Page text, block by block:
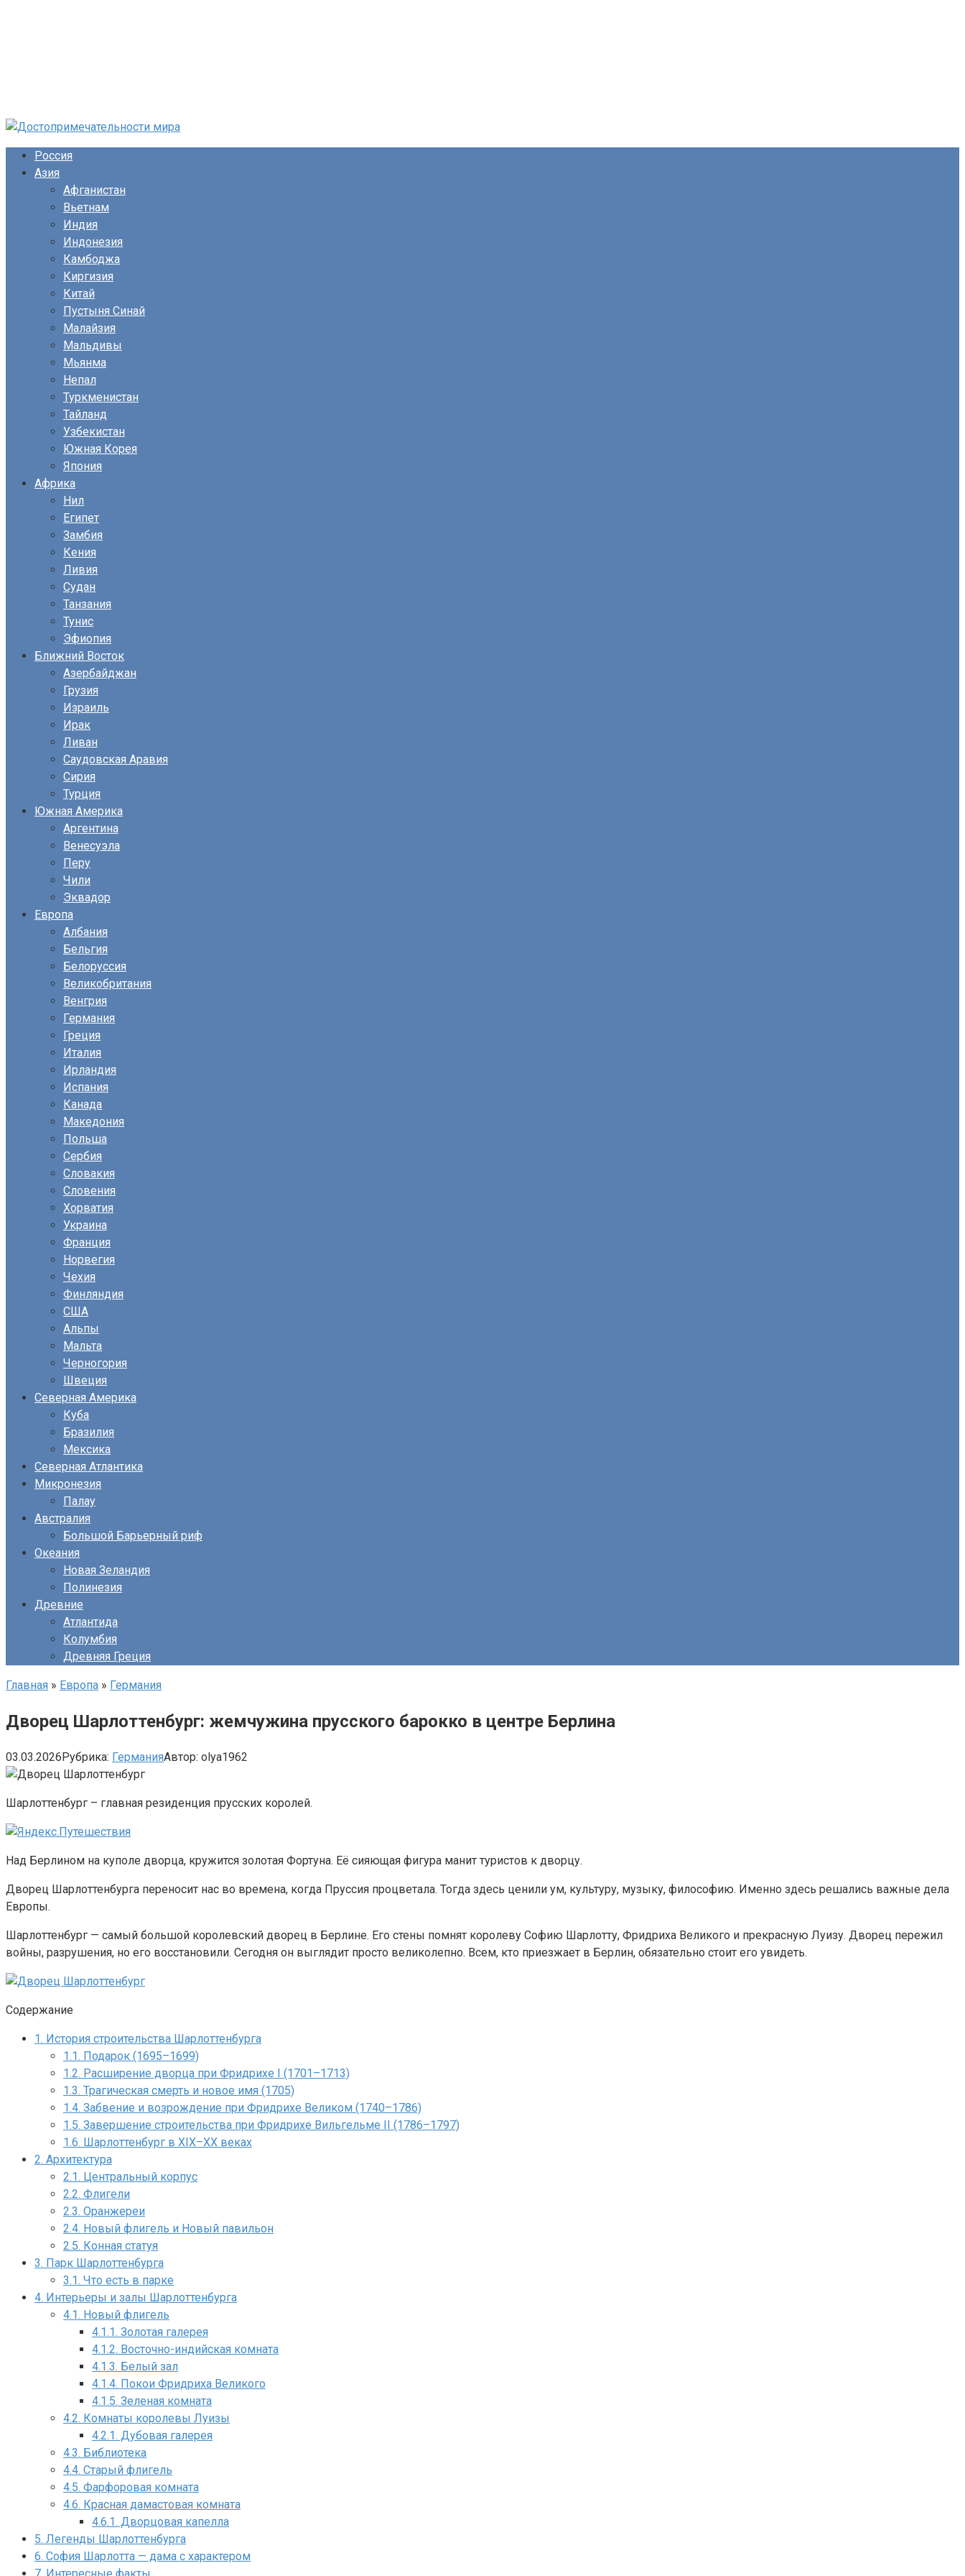
Перейти
контентуРоссия
Азия
Афганистан
Вьетнам
Индия
Индонезия
Камбоджа
Киргизия
Китай
Пустыня Синай
Малайзия
Мальдивы
Мьянма
Непал
Туркменистан
Тайланд
Узбекистан
Южная Корея
Япония
Африка
Нил
Египет
Замбия
Кения
Ливия
Судан
Танзания
Тунис
Эфиопия
Ближний Восток
Азербайджан
Грузия
Израиль
Ирак
Ливан
Саудовская Аравия
Сирия
Турция
Южная Америка
Аргентина
Венесуэла
Перу
Чили
Эквадор
Европа
Албания
Бельгия
Белоруссия
Великобритания
Венгрия
Германия
Греция
Италия
Ирландия
Испания
Канада
Македония
Польша
Сербия
Словакия
Словения
Хорватия
Украина
Франция
Норвегия
Чехия
Финляндия
США
Альпы
Мальта
Черногория
Швеция
Северная Америка
Куба
Бразилия
Мексика
Северная Атлантика
Микронезия
Палау
Австралия
Большой Барьерный риф
Океания
Новая Зеландия
Полинезия
Древние
Атлантида
Колумбия
Древняя Греция
Главная » Европа » Германия
Дворец Шарлоттенбург: жемчужина прусского барокко в центре Берлина
03.03.2026Рубрика: ГерманияАвтор: olya1962
Шарлоттенбург – главная резиденция прусских королей.
Над Берлином на куполе дворца, кружится золотая Фортуна. Её сияющая фигура манит туристов к дворцу.
Дворец Шарлоттенбурга переносит нас во времена, когда Пруссия процветала. Тогда здесь ценили ум, культуру, музыку, философию. Именно здесь решались важные дела
Европы.
Шарлоттенбург — самый большой королевский дворец в Берлине. Его стены помнят королеву Софию Шарлотту, Фридриха Великого и прекрасную Луизу. Дворец пережил
войны, разрушения, но его восстановили. Сегодня он выглядит просто великолепно. Всем, кто приезжает в Берлин, обязательно стоит его увидеть.
Содержание
1. История строительства Шарлоттенбурга
1.1. Подарок (1695–1699)
1.2. Расширение дворца при Фридрихе I (1701–1713)
1.3. Трагическая смерть и новое имя (1705)
1.4. Забвение и возрождение при Фридрихе Великом (1740–1786)
1.5. Завершение строительства при Фридрихе Вильгельме II (1786–1797)
1.6. Шарлоттенбург в XIX–XX веках
2. Архитектура
2.1. Центральный корпус
2.2. Флигели
2.3. Оранжереи
2.4. Новый флигель и Новый павильон
2.5. Конная статуя
3. Парк Шарлоттенбурга
3.1. Что есть в парке
4. Интерьеры и залы Шарлоттенбурга
4.1. Новый флигель
4.1.1. Золотая галерея
4.1.2. Восточно-индийская комната
4.1.3. Белый зал
4.1.4. Покои Фридриха Великого
4.1.5. Зеленая комната
4.2. Комнаты королевы Луизы
4.2.1. Дубовая галерея
4.3. Библиотека
4.4. Старый флигель
4.5. Фарфоровая комната
4.6. Красная дамастовая комната
4.6.1. Дворцовая капелла
5. Легенды Шарлоттенбурга
6. София Шарлотта — дама с характером